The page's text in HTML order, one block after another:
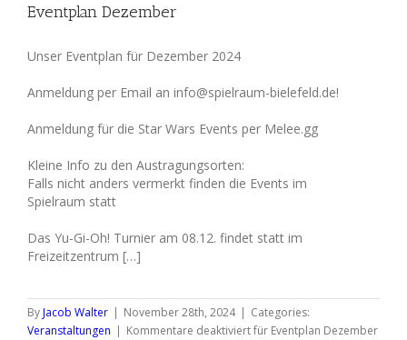
Eventplan Dezember
Unser Eventplan für Dezember 2024
Anmeldung per Email an info@spielraum-bielefeld.de!
Anmeldung für die Star Wars Events per Melee.gg
Kleine Info zu den Austragungsorten:
Falls nicht anders vermerkt finden die Events im
Spielraum statt
Das Yu-Gi-Oh! Turnier am 08.12. findet statt im
Freizeitzentrum […]
ByJacob Walter | November 28th, 2024 | Categories:
Veranstaltungen | Kommentare deaktiviertfür Eventplan Dezember